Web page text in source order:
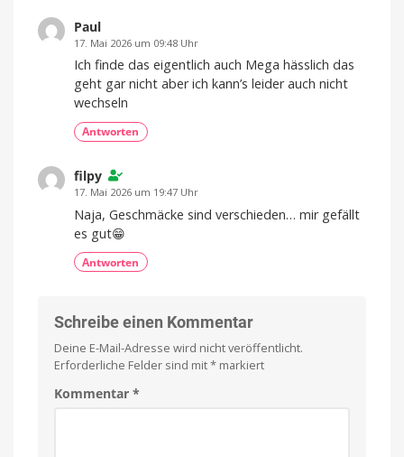
Paul
17. Mai 2026 um 09:48 Uhr
Ich finde das eigentlich auch Mega hässlich das
geht gar nicht aber ich kann’s leider auch nicht
wechseln
Antworten
filpy
17. Mai 2026 um 19:47 Uhr
Naja, Geschmäcke sind verschieden… mir gefällt
es gut😁
Antworten
Schreibe einen Kommentar
Deine E-Mail-Adresse wird nicht veröffentlicht.
Erforderliche Felder sind mit* markiert
Kommentar *